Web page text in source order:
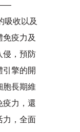
——
吸收以及
疫力及
侵，預防
引擎的開
胞長期維
疫力，還
力，全面